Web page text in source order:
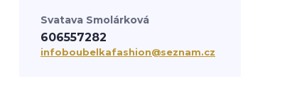
Svatava Smolárková
606557282
infoboubelkafashion@seznam.cz